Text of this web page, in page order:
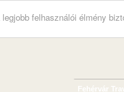
felhasználói élmény
Fehérvár